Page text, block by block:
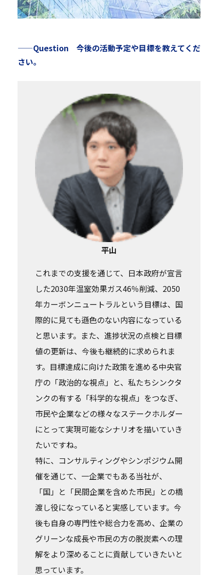
——Question 今後の活動予定や目標を教えてくだ
さい。
平山
これまでの支援を通じて、日本政府が宣言
した2030年温室効果ガス46％削減、2050
年カーボンニュートラルという目標は、国
際的に見ても遜色のない内容になっている
と思います。また、進捗状況の点検と目標
値の更新は、今後も継続的に求められま
す。目標達成に向けた政策を進める中央官
庁の「政治的な視点」と、私たちシンクタ
ンクの有する「科学的な視点」をつなぎ、
市民や企業などの様々なステークホルダー
にとって実現可能なシナリオを描いていき
たいですね。
特に、コンサルティングやシンポジウム開
催を通じて、一企業でもある当社が、
「国」と「民間企業を含めた市民」との橋
渡し役になっていると実感しています。今
後も自身の専門性や総合力を高め、企業の
グリーンな成長や市民の方の脱炭素への理
解をより深めることに貢献していきたいと
思っています。